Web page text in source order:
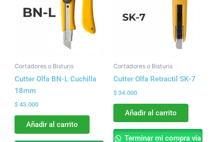
Cortadores o Bisturis
Cutter Olfa BN-L Cuchilla
18mm
$ 43.000
Añadir al carrito
Cortadores o Bisturis
Cutter Olfa Retractil SK-7
$ 34.000
Añadir al carrito
Terminar mi compra vía